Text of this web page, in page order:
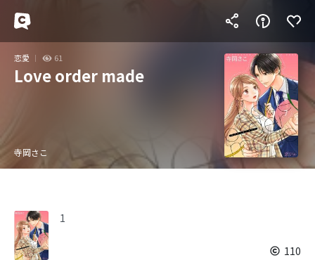
恋愛 61
Love order made
寺岡さこ
1
110